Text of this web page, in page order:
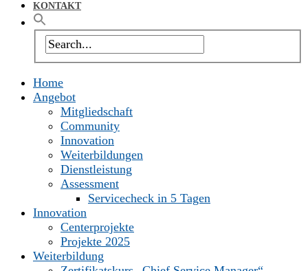
KONTAKT
Home
Angebot
Mitgliedschaft
Community
Innovation
Weiterbildungen
Dienstleistung
Assessment
Servicecheck in 5 Tagen
Innovation
Centerprojekte
Projekte 2025
Weiterbildung